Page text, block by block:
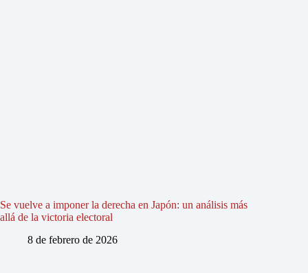
Se vuelve a imponer la derecha en Japón: un análisis más
allá de la victoria electoral
8 de febrero de 2026